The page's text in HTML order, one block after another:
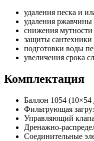
удаления песка и
удаления
снижения
защиты
подготовки воды
увеличения срока
Комплектация
Баллон 1054
Фильтрующая
Управляющий
Дренажно-
Соединительные